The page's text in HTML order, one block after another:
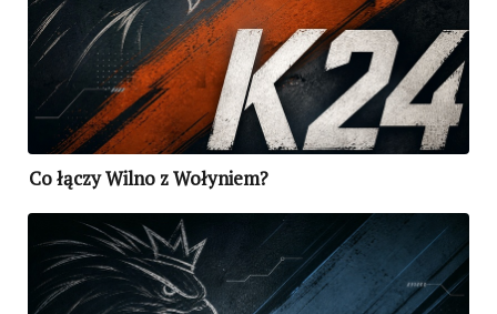
Co łączy Wilno z Wołyniem?